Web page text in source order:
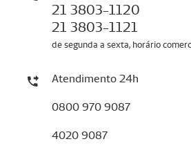
21 3803-1120
21 3803-1121
de segunda a sexta, horário
Atendimento 24h
0800 970 9087
4020 9087